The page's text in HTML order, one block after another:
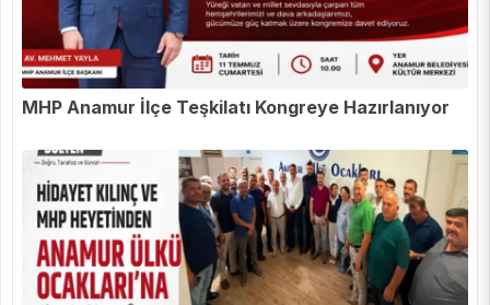
MHP Anamur İlçe Teşkilatı Kongreye Hazırlanıyor